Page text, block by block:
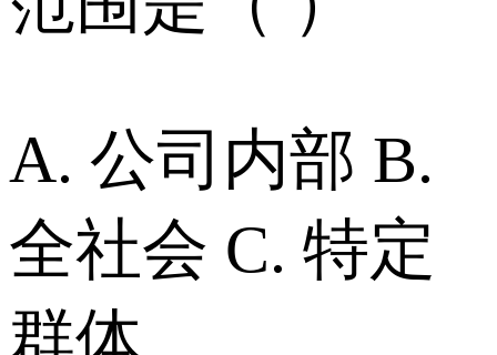
A. 公司内部 B.
全社会 C. 特定
群体